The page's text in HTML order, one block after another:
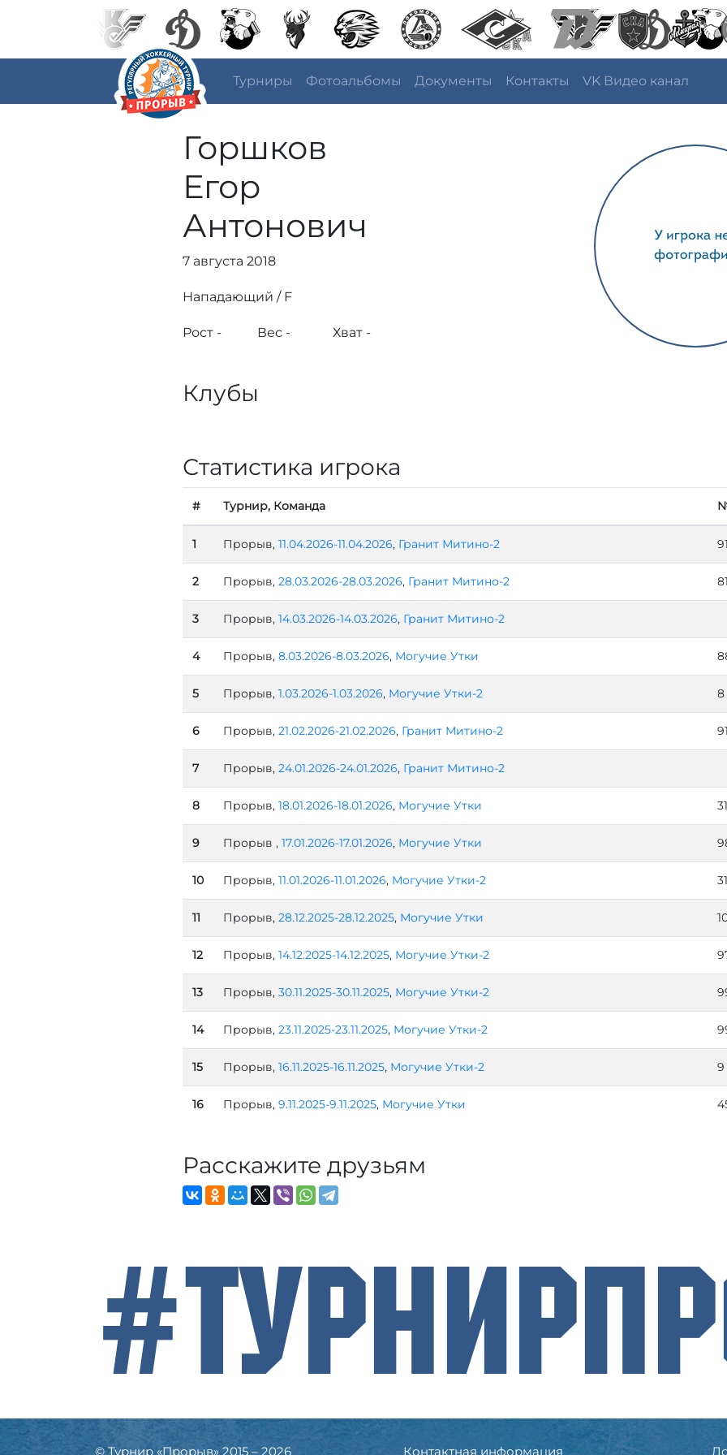
Турниры Фотоальбомы Документы Контакты VK Видео канал
Горшков
Егор
Антонович
7 августа 2018
Нападающий / F
Рост - Вес - Хват -
Клубы
Статистика игрока
# Турнир, Команда
1 Прорыв, 11.04.2026-11.04.2026, Гранит Митино-2 91
2 Прорыв, 28.03.2026-28.03.2026, Гранит Митино-2 81
3 Прорыв, 14.03.2026-14.03.2026, Гранит Митино-2
4 Прорыв, 8.03.2026-8.03.2026, Могучие Утки
5 Прорыв, 1.03.2026-1.03.2026, Могучие Утки-2 8
6 Прорыв, 21.02.2026-21.02.2026, Гранит Митино-2 91
7 Прорыв, 24.01.2026-24.01.2026, Гранит Митино-2
8 Прорыв, 18.01.2026-18.01.2026, Могучие Утки 31
9 Прорыв , 17.01.2026-17.01.2026, Могучие Утки
10 Прорыв, 11.01.2026-11.01.2026, Могучие Утки-2 31
11 Прорыв, 28.12.2025-28.12.2025, Могучие Утки
12 Прорыв, 14.12.2025-14.12.2025, Могучие Утки-2
13 Прорыв, 30.11.2025-30.11.2025, Могучие Утки-2
14 Прорыв, 23.11.2025-23.11.2025, Могучие Утки-2
15 Прорыв, 16.11.2025-16.11.2025, Могучие Утки-2 9
16 Прорыв, 9.11.2025-9.11.2025, Могучие Утки
Расскажите друзьям
© Турнир «Прорыв» 2015 – 2026 Контактная информация